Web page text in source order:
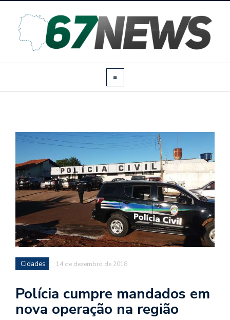
Cidades 14 de dezembro de 2018
Polícia cumpre mandados em
nova operação na região